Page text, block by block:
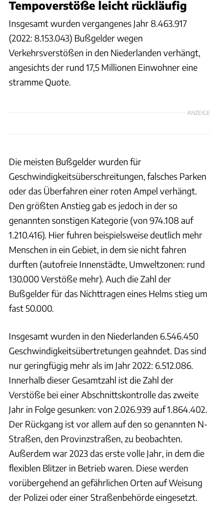
Tempoverstöße leicht rückläufig
Insgesamt wurden vergangenes Jahr 8.463.917
(2022: 8.153.043) Bußgelder wegen
Verkehrsverstößen in den Niederlanden verhängt,
angesichts der rund 17,5 Millionen Einwohner eine
stramme Quote.
ANZEIGE
Die meisten Bußgelder wurden für
Geschwindigkeitsüberschreitungen, falsches Parken
oder das Überfahren einer roten Ampel verhängt.
Den größten Anstieg gab es jedoch in der so
genannten sonstigen Kategorie (von 974.108 auf
1.210.416). Hier fuhren beispielsweise deutlich mehr
Menschen in ein Gebiet, in dem sie nicht fahren
durften (autofreie Innenstädte, Umweltzonen: rund
130.000 Verstöße mehr). Auch die Zahl der
Bußgelder für das Nichttragen eines Helms stieg um
fast 50.000.
Insgesamt wurden in den Niederlanden 6.546.450
Geschwindigkeitsübertretungen geahndet. Das sind
nur geringfügig mehr als im Jahr 2022: 6.512.086.
Innerhalb dieser Gesamtzahl ist die Zahl der
Verstöße bei einer Abschnittskontrolle das zweite
Jahr in Folge gesunken: von 2.026.939 auf 1.864.402.
Der Rückgang ist vor allem auf den so genannten N-
Straßen, den Provinzstraßen, zu beobachten.
Außerdem war 2023 das erste volle Jahr, in dem die
flexiblen Blitzer in Betrieb waren. Diese werden
vorübergehend an gefährlichen Orten auf Weisung
der Polizei oder einer Straßenbehörde eingesetzt.